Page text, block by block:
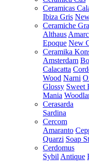
Ceramicas
Ibiza Gris
Ceramiche
Althaus
Epoque New
Ceramika
Amsterdam
Calacatta
Wood Narni
Glossy Sweet
Mania
Cerasarda
Sardina
Cercom
Amaranto
Quarzi Soap
Cerdomus
Sybil Antique